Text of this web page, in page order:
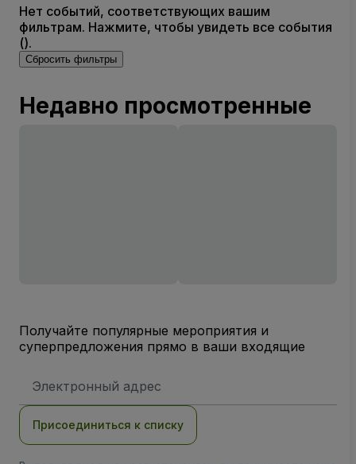
Нет событий, соответствующих вашим
фильтрам. Нажмите, чтобы увидеть все события
().
Сбросить фильтры
Недавно просмотренные
Получайте популярные мероприятия и
суперпредложения прямо в ваши входящие
электронной
Присоединиться к списку